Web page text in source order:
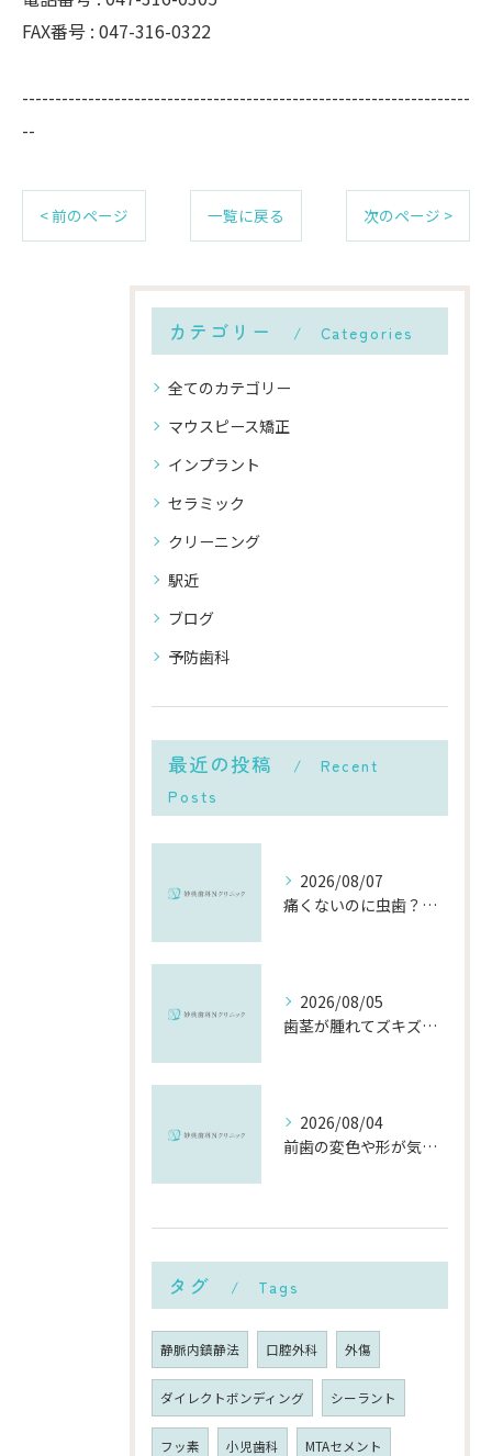
FAX番号 : 047-316-0322
--------------------------------------------------------------------
--
< 前のページ 一覧に戻る 次のページ >
カテゴリー Categories
全てのカテゴリー
マウスピース矯正
インプラント
セラミック
クリーニング
駅近
ブログ
予防歯科
最近の投稿
Recent
Posts
2026/08/07
痛くないのに虫歯？「痛みのない虫歯」が進行する理由と発見方法
2026/08/05
歯茎が腫れてズキズキ痛む時の応急処置と、早めに受診すべき理由
2026/08/04
前歯の変色や形が気になる…削らずにきれいに整える「ダイレクトボンディング」とは？
タグ Tags
静脈内鎮静法 口腔外科 外傷
ダイレクトボンディング シーラント
フッ素 小児歯科 MTAセメント